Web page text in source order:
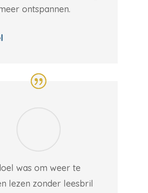
ontspannen.
was om weer te
lezen zonder leesbril